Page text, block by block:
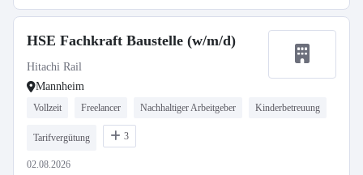
HSE Fachkraft Baustelle (w/m/d)
Hitachi Rail
Mannheim
Vollzeit Freelancer Nachhaltiger Arbeitgeber Kinderbetreuung
Tarifvergütung 3
02.08.2026